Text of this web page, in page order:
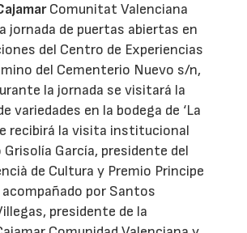
Comunitat Valenciana
jornada de puertas abiertas en
del Centro de Experiencias
del Cementerio Nuevo s/n,
la jornada se visitará la
variedades en la bodega de ‘La
recibirá la visita institucional
García, presidente del
de Cultura y Premio Principe
por Santos
presidente de la